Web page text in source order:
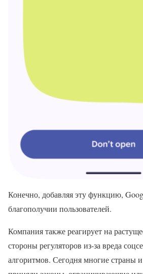
Конечно, добавляя эту функцию,
благополучии пользователей.
Компания также реагирует на
стороны регуляторов из-за вреда
алгоритмов. Сегодня многие